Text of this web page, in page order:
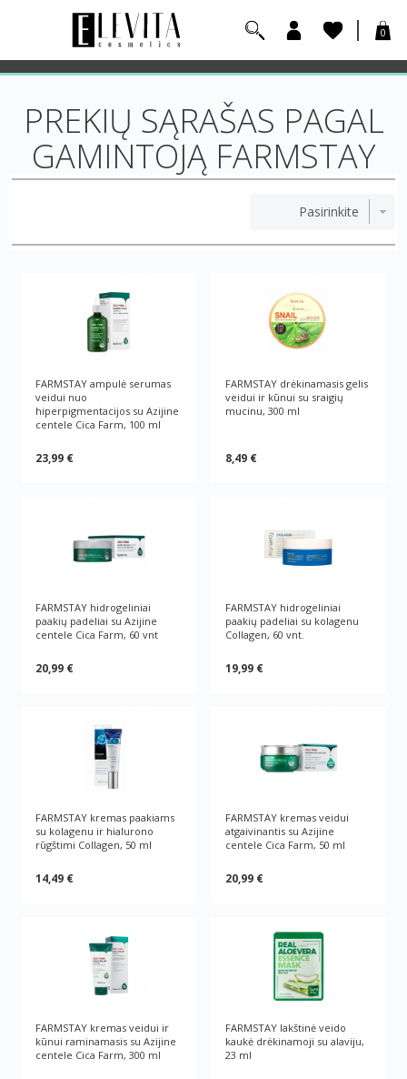
0
PREKIŲ SĄRAŠAS PAGAL
GAMINTOJĄ FARMSTAY
FARMSTAY ampulė serumas
veidui nuo
hiperpigmentacijos su Azijine
centele Cica Farm, 100 ml
23,99 €
FARMSTAY drėkinamasis gelis
veidui ir kūnui su sraigių
mucinu, 300 ml
8,49 €
FARMSTAY hidrogeliniai
paakių padeliai su Azijine
centele Cica Farm, 60 vnt
20,99 €
FARMSTAY hidrogeliniai
paakių padeliai su kolagenu
Collagen, 60 vnt.
19,99 €
FARMSTAY kremas paakiams
su kolagenu ir hialurono
rūgštimi Collagen, 50 ml
14,49 €
FARMSTAY kremas veidui
atgaivinantis su Azijine
centele Cica Farm, 50 ml
20,99 €
FARMSTAY kremas veidui ir
kūnui raminamasis su Azijine
centele Cica Farm, 300 ml
FARMSTAY lakštinė veido
kaukė drėkinamoji su alaviju,
23 ml